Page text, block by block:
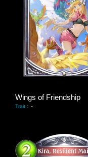
Wings of Friendship
Trait : -